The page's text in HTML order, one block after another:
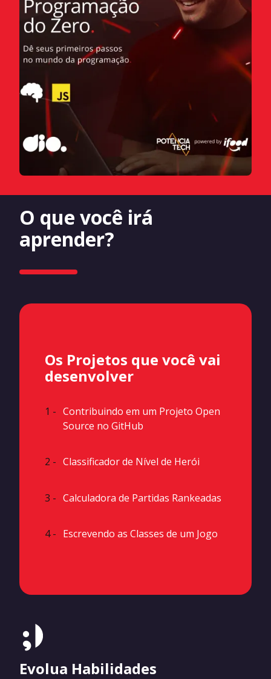
O que você irá
aprender?
Os Projetos que você vai
desenvolver
1 - Contribuindo em um Projeto Open
Source no GitHub
2 - Classificador de Nível de Herói
3 - Calculadora de Partidas Rankeadas
4 - Escrevendo as Classes de um Jogo
Evolua Habilidades